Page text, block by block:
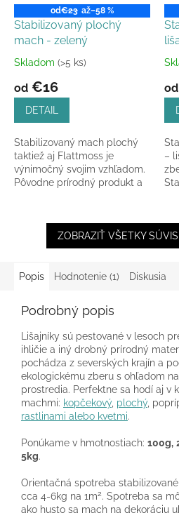
od€23 až–58 %
Stabilizovaný plochý
mach - zelený
Priemerné
produktu
5
hviezdičiek.
Skladom (>5 ks)
od €16
DETAIL
Stabilizovaný mach plochý
taktiež aj Flattmoss je
výnimočný svojim vzhľadom.
Pôvodne prírodný produkt a
5
od
–
ZOBRAZIŤ VŠETKY
Popis Hodnotenie (1) Diskusia
Podrobný popis
Lišajníky sú pestované v lesoch
ihličie a iný drobný prírodný
pochádza z severských krajín a
ekologickému zberu s ohľadom
prostredia. Perfektne sa hodí aj v
machmi: kopčekový, plochý,
rastlinami alebo kvetmi.
Ponúkame v hmotnostiach: 100g,
5kg.
Orientačná spotreba
cca 4-6kg na 1m2. Spotreba sa
ako husto sa mach na dekoráciu